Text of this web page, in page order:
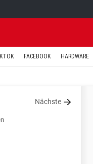
FACEBOOK HARDWARE
Nächste